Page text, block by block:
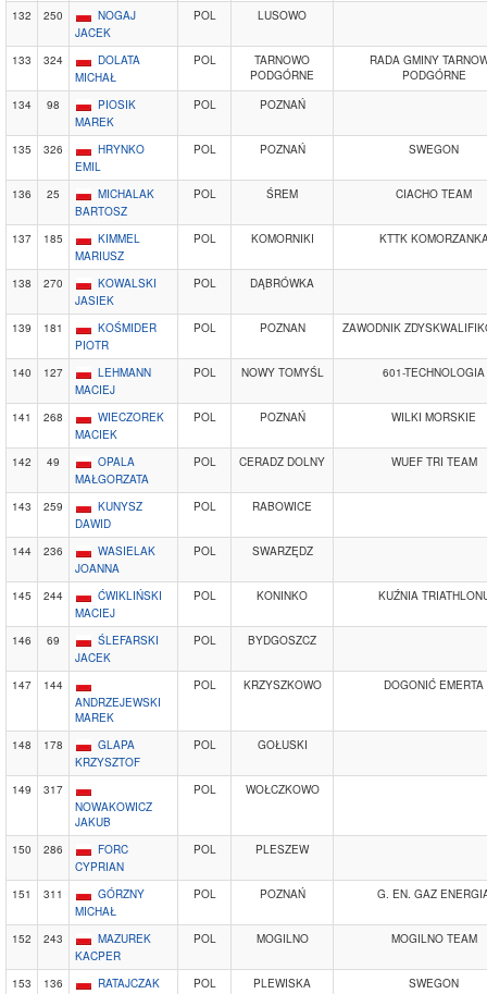
132 250
NOGAJ
JACEK
POL LUSOWO
133 324
DOLATA
MICHAŁ
POL
TARNOWO
PODGÓRNE
RADA GMINY
PODGÓRNE
134
98
PIOSIK
MAREK
POL POZNAŃ
135 326
HRYNKO
EMIL
POL POZNAŃ SWEGON
136 25
MICHALAK
BARTOSZ
POL ŚREM CIACHO TEAM
137 185
KIMMEL
MARIUSZ
POL KOMORNIKI KTTK
138 270
KOWALSKI
JASIEK
POL DĄBRÓWKA
139 181
KOŚMIDER
PIOTR
POL POZNAN ZAWODNIK
140 127
LEHMANN
MACIEJ
POL NOWY TOMYŚL 601-TECHNOLOGIA
141 268
WIECZOREK
MACIEK
POL POZNAŃ WILKI MORSKIE
142 49
OPALA
MAŁGORZATA
POL CERADZ DOLNY WUEF TRI TEAM
143 259
KUNYSZ
DAWID
POL RABOWICE
144 236
WASIELAK
JOANNA
POL SWARZĘDZ
145 244
ĆWIKLIŃSKI
MACIEJ
POL KONINKO KUŹNIA
146 69
ŚLEFARSKI
JACEK
POL BYDGOSZCZ
147
144
ANDRZEJEWSKI
MAREK
POL KRZYSZKOWO DOGONIĆ EMERTA
148 178
GLAPA
KRZYSZTOF
POL GOŁUSKI
149
317
NOWAKOWICZ
JAKUB
POL WOŁCZKOWO
150 286
FORC
CYPRIAN
POL PLESZEW
151 311
GÓRZNY
MICHAŁ
POL POZNAŃ G. EN. GAZ
152 243
MAZUREK
KACPER
POL MOGILNO MOGILNO TEAM
153 136
RATAJCZAK
POL PLEWISKA SWEGON